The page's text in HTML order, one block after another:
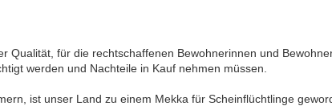
für die rechtschaffenen Bewohnerinnen und
werden und Nachteile in Kauf nehmen müssen.
ist unser Land zu einem Mekka für Scheinflüchtlinge